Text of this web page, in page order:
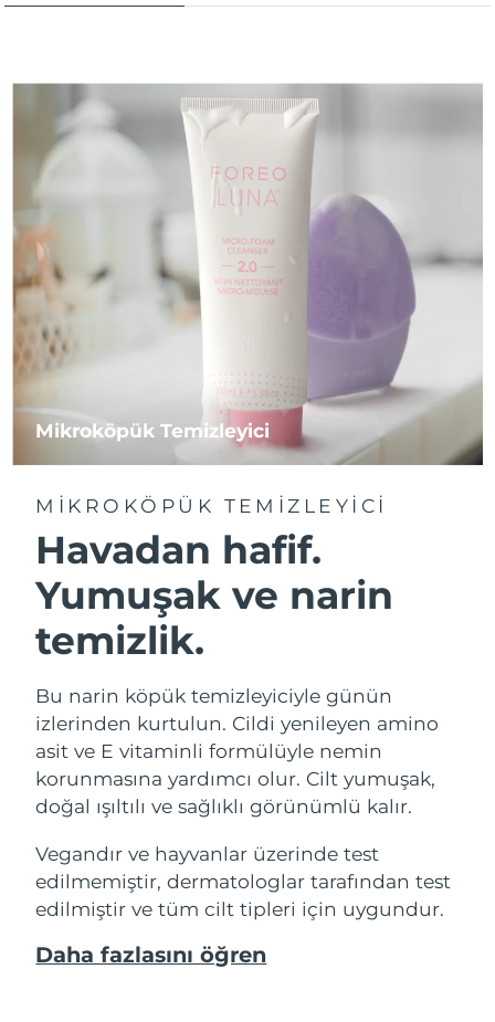
Mikroköpük Temizleyici
MIKROKÖPÜK TEMIZLEYICI
Havadan hafif.
Yumuşak ve narin
temizlik.
Bu narin köpük temizleyiciyle günün
izlerinden kurtulun. Cildi yenileyen amino
asit ve E vitaminli formülüyle nemin
korunmasına yardımcı olur. Cilt yumuşak,
doğal ışıltılı ve sağlıklı görünümlü kalır.
Vegandır ve hayvanlar üzerinde test
edilmemiştir, dermatologlar tarafından test
edilmiştir ve tüm cilt tipleri için uygundur.
Daha fazlasını öğren